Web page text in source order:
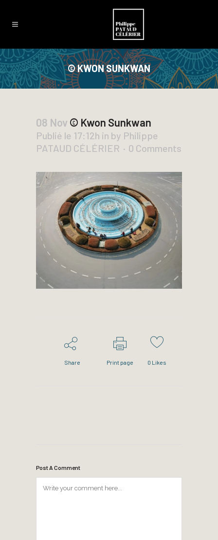
© KWON SUNKWAN
08 Nov © Kwon Sunkwan
Publié le 17:12h in by Philippe
PATAUD CÉLÉRIER
0 Comments
Share Print page 0 Likes
Post A Comment